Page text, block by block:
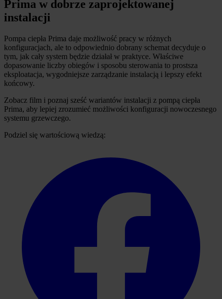
Prima w dobrze zaprojektowanej
instalacji
Pompa ciepła Prima daje możliwość pracy w różnych
konfiguracjach, ale to odpowiednio dobrany schemat decyduje o
tym, jak cały system będzie działał w praktyce. Właściwe
dopasowanie liczby obiegów i sposobu sterowania to prostsza
eksploatacja, wygodniejsze zarządzanie instalacją i lepszy efekt
końcowy.
Zobacz film i poznaj sześć wariantów instalacji z pompą ciepła
Prima, aby lepiej zrozumieć możliwości konfiguracji nowoczesnego
systemu grzewczego.
Podziel się wartościową wiedzą: